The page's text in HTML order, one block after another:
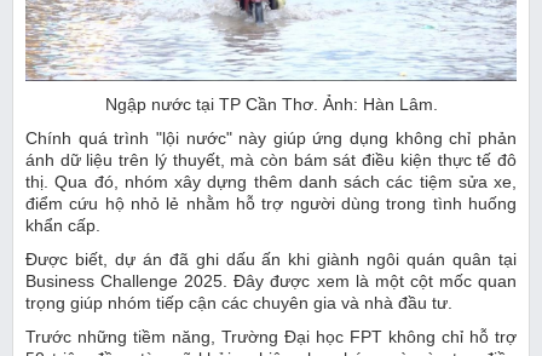
Ngập nước tại TP Cần Thơ. Ảnh: Hàn Lâm.
Chính quá trình "lội nước" này giúp ứng dụng không chỉ phản
ánh dữ liệu trên lý thuyết, mà còn bám sát điều kiện thực tế đô
thị. Qua đó, nhóm xây dựng thêm danh sách các tiệm sửa xe,
điểm cứu hộ nhỏ lẻ nhằm hỗ trợ người dùng trong tình huống
khẩn cấp.
Được biết, dự án đã ghi dấu ấn khi giành ngôi quán quân tại
Business Challenge 2025. Đây được xem là một cột mốc quan
trọng giúp nhóm tiếp cận các chuyên gia và nhà đầu tư.
Trước những tiềm năng, Trường Đại học FPT không chỉ hỗ trợ